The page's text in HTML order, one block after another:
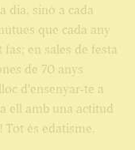
dia, sinó a cada
que cada any
en sales de festa
de 70 anys
d'ensenyar-te a
ell amb una actitud
és edatisme.